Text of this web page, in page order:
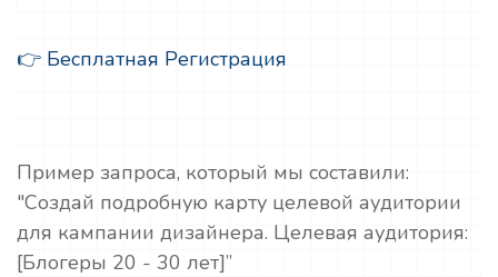
👉 Бесплатная Регистрация
Пример запроса, который мы составили:
"Создай подробную карту целевой аудитории
для кампании дизайнера. Целевая аудитория:
[Блогеры 20 - 30 лет]”